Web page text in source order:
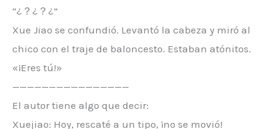
“¿？¿？¿”
Xue Jiao se confundió. Levantó la cabeza y miró al
chico con el traje de baloncesto. Estaban atónitos.
«¡Eres tú!»
————————————————
El autor tiene algo que decir:
Xuejiao: Hoy, rescaté a un tipo, ¡no se movió!